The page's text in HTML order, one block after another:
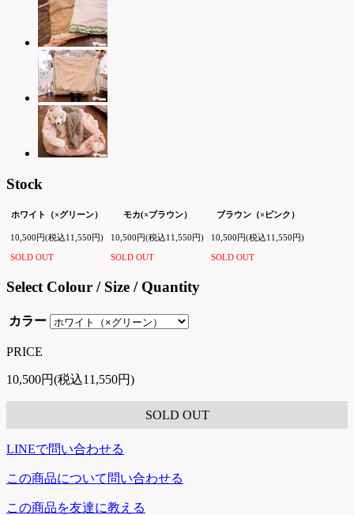
Stock
ホワイト（×グリーン） モカ(×ブラウン） ブラウン（×ピンク）
10,500円(税込11,550円)
SOLD OUT
10,500円(税込11,550円)
SOLD OUT
10,500円(税込11,550円)
SOLD OUT
Select Colour / Size / Quantity
カラー
PRICE
10,500円(税込11,550円)
SOLD OUT
LINEで問い合わせる
この商品について問い合わせる
この商品を友達に教える